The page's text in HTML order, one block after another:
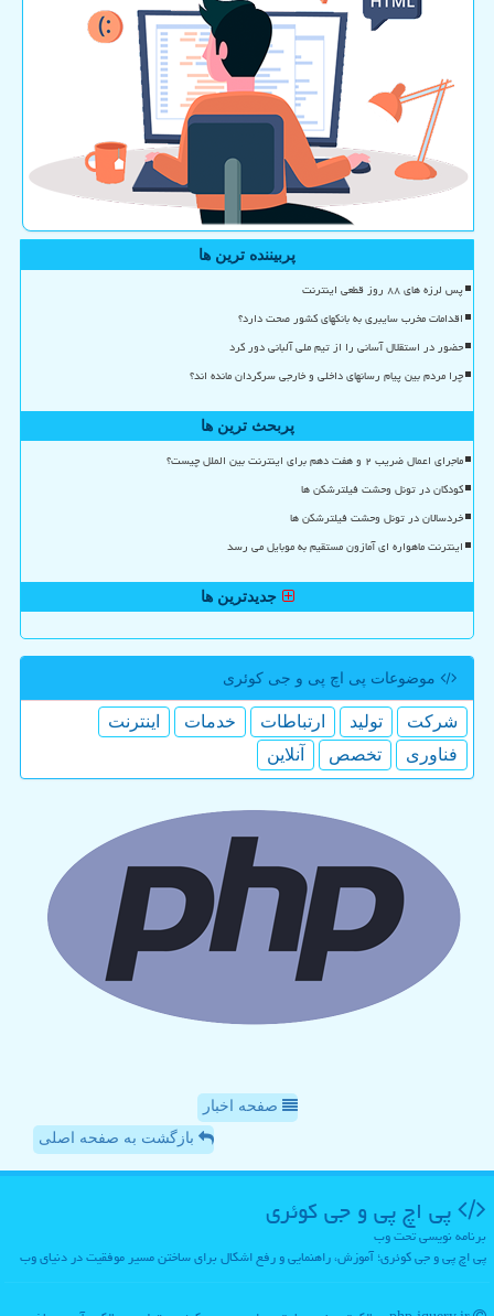
پربیننده ترین ها
پس لرزه های ۸۸ روز قطعی اینترنت
اقدامات مخرب سایبری به بانکهای کشور صحت دارد؟
حضور در استقلال آسانی را از تیم ملی آلبانی دور کرد
چرا مردم بین پیام رسانهای داخلی و خارجی سرگردان مانده اند؟
پربحث ترین ها
ماجرای اعمال ضریب ۲ و هفت دهم برای اینترنت بین الملل چیست؟
کودکان در تونل وحشت فیلترشکن ها
خردسالان در تونل وحشت فیلترشکن ها
اینترنت ماهواره ای آمازون مستقیم به موبایل می رسد
جدیدترین ها
موضوعات پی اچ پی و جی كوئری
شركت تولید ارتباطات خدمات
اینترنت
فناوری
تخصص آنلاین
صفحه اخبار
بازگشت به صفحه اصلی
پی اچ پی و جی كوئری
برنامه نویسی تحت وب
پی اچ پی و جی کوئری؛ آموزش، راهنمایی و رفع اشکال برای ساختن مسیر موفقیت در دنیای وب